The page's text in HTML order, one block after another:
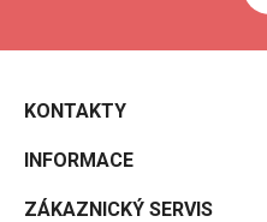
KONTAKTY
INFORMACE
ZÁKAZNICKÝ SERVIS